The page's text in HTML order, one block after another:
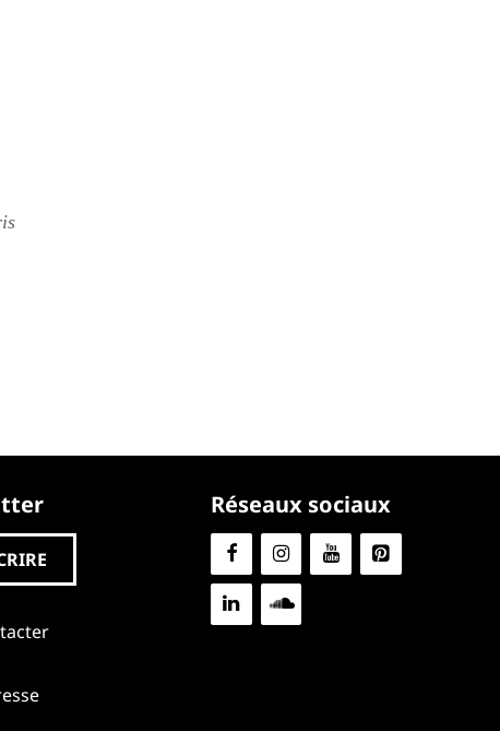
Réseaux sociaux